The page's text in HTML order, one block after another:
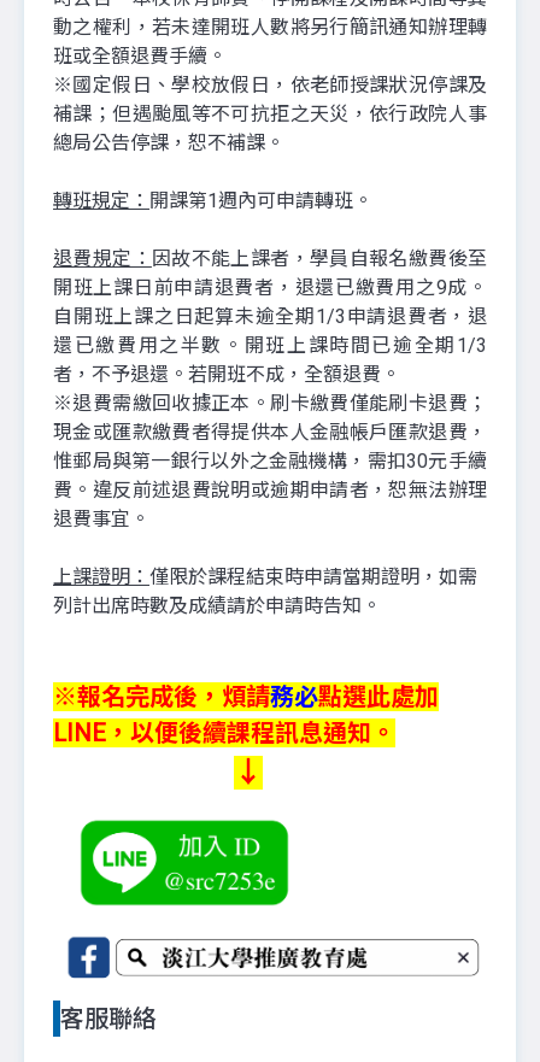
動之權利，若未達開班人數將另行簡訊通知辦理轉
班或全額退費手續。
※國定假日、學校放假日，依老師授課狀況停課及
補課；但遇颱風等不可抗拒之天災，依行政院人事
總局公告停課，恕不補課。
轉班規定： 開課第1週內可申請轉班。
退費規定： 因故不能上課者，學員自報名繳費後至
開班上課日前申請退費者，退還已繳費用之9成。
自開班上課之日起算未逾全期1/3申請退費者，退
還已繳費用之半數。開班上課時間已逾全期1/3
者，不予退還。若開班不成，全額退費。
※退費需繳回收據正本。刷卡繳費僅能刷卡退費；
現金或匯款繳費者得提供本人金融帳戶匯款退費，
惟郵局與第一銀行以外之金融機構，需扣30元手續
費。違反前述退費說明或逾期申請者，恕無法辦理
退費事宜。
上課證明： 僅限於課程結束時申請當期證明，如需
列計出席時數及成績請於申請時告知。
※報名完成後，煩請務必點選此處加
LINE，以便後續課程訊息通知。
↓
客服聯絡